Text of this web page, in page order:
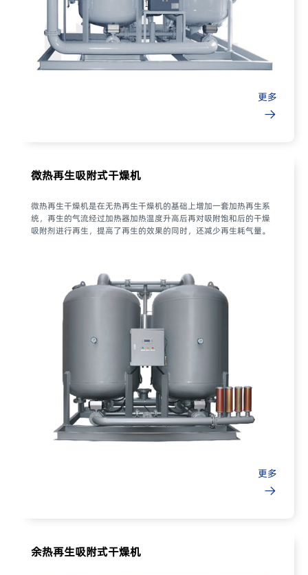
更多
微热再生吸附式干燥机
微热再生干燥机是在无热再生干燥机的基础上增加一套加热再生系
统，再生的气流经过加热器加热温度升高后再对吸附饱和后的干燥
吸附剂进行再生，提高了再生的效果的同时，还减少再生耗气量。
更多
余热再生吸附式干燥机